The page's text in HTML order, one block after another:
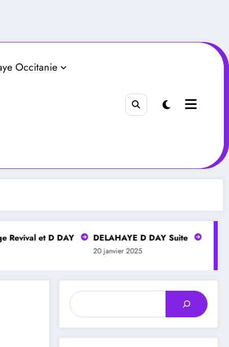
Occitanie
et D DAY DELAHAYE D DAY Suite
20 janvier 2025
Rechercher